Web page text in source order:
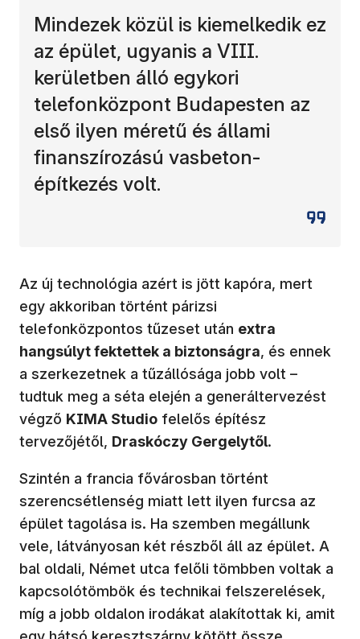
Mindezek közül is kiemelkedik ez
az épület, ugyanis a VIII.
kerületben álló egykori
telefonközpont Budapesten az
első ilyen méretű és állami
finanszírozású vasbeton-
építkezés volt.
Az új technológia azért is jött kapóra, mert
egy akkoriban történt párizsi
telefonközpontos tűzeset után extra
hangsúlyt fektettek a biztonságra, és ennek
a szerkezetnek a tűzállósága jobb volt –
tudtuk meg a séta elején a generáltervezést
végző KIMA Studio felelős építész
tervezőjétől, Draskóczy Gergelytől.
Szintén a francia fővárosban történt
szerencsétlenség miatt lett ilyen furcsa az
épület tagolása is. Ha szemben megállunk
vele, látványosan két részből áll az épület. A
bal oldali, Német utca felőli tömbben voltak a
kapcsolótömbök és technikai felszerelések,
míg a jobb oldalon irodákat alakítottak ki, amit